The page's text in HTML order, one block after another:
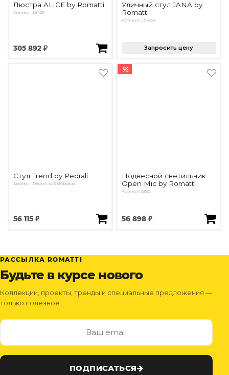
Люстра ALICE by Romatti
Артикул: L5429
305 892 ₽
Уличный стул JANA by
Romatti
Артикул: LS5358
Запросить цену
Стул Trend by Pedrali
Артикул: Pedrali 443 (Зебрано)
56 115 ₽
%
Подвесной светильник
Open Mic by Romatti
Артикул: G350
56 898 ₽
РАССЫЛКА ROMATTI
Будьте в курсе нового
Коллекции, проекты, тренды и специальные предложения —
только полезное.
ПОДПИСАТЬСЯ